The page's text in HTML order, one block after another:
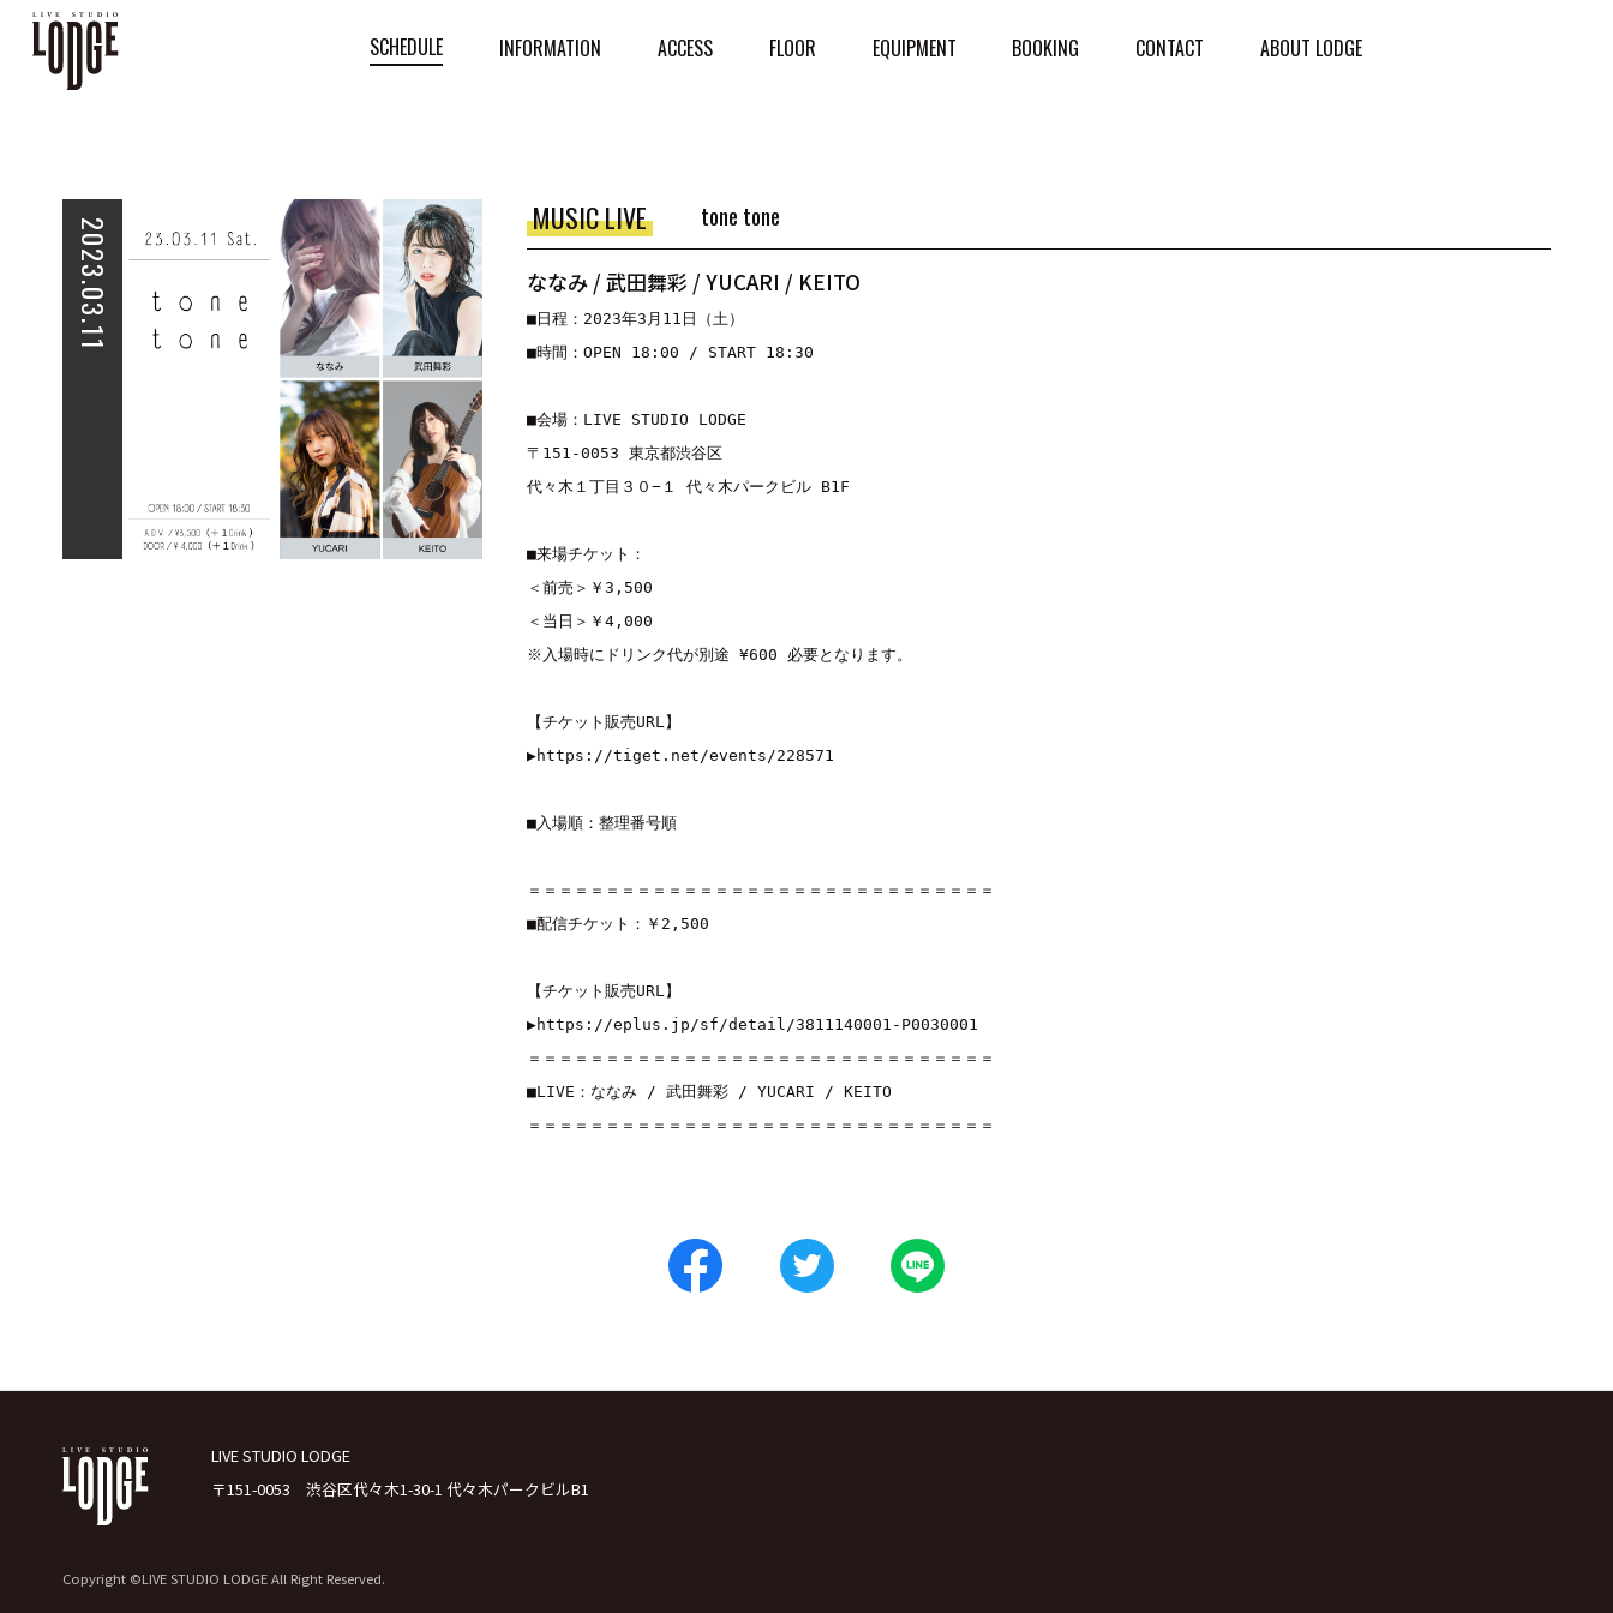
SCHEDULE INFORMATION ACCESS FLOOR EQUIPMENT BOOKING CONTACT ABOUT LODGE
2023.03.11 MUSIC LIVE tone tone
ななみ / 武田舞彩 / YUCARI / KEITO
■日程：2023年3月11日（土）
■時間：OPEN 18:00 / START 18:30
■会場：LIVE STUDIO LODGE
〒151-0053 東京都渋谷区
代々木１丁目３０−１ 代々木パークビル B1F
■来場チケット：
＜前売＞￥3,500
＜当日＞￥4,000
【チケット販売URL】
▶︎https://tiget.net/events/228571
＝＝＝＝＝＝＝＝＝＝＝＝＝＝＝＝＝＝＝＝＝＝＝＝＝＝＝＝＝＝
■配信チケット：￥2,500
【チケット販売URL】
▶︎https://eplus.jp/sf/detail/3811140001-P0030001
＝＝＝＝＝＝＝＝＝＝＝＝＝＝＝＝＝＝＝＝＝＝＝＝＝＝＝＝＝＝
■LIVE： ななみ / 武田舞彩 / YUCARI / KEITO
＝＝＝＝＝＝＝＝＝＝＝＝＝＝＝＝＝＝＝＝＝＝＝＝＝＝＝＝＝＝
LIVE STUDIO LODGE
〒151-0053 渋谷区代々木1-30-1 代々木パークビルB1
Copyright ©LIVE STUDIO LODGE All Right Reserved.